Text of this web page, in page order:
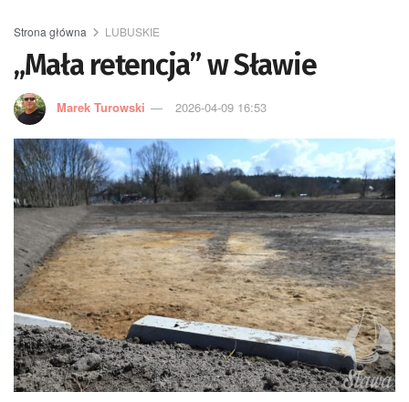
Strona główna LUBUSKIE
„Mała retencja” w Sławie
Marek Turowski 2026-04-09 16:53